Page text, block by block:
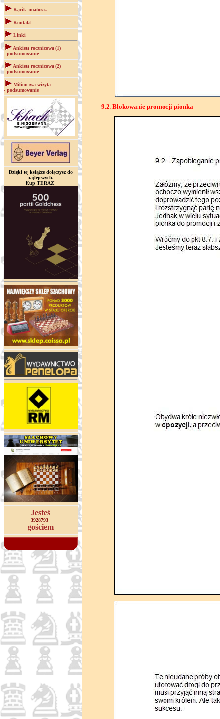
Kącik amatora↓
Kontakt
Linki
Ankieta rocznicowa (1)
- podsumowanie
Ankieta rocznicowa (2)
- podsumowanie
Milionowa wizyta
- podsumowanie
Dzięki tej książce dołączysz do
najlepszych.
Kup TERAZ!
Jesteś
3928793
gościem
9.2. Blokowanie promocji pionka